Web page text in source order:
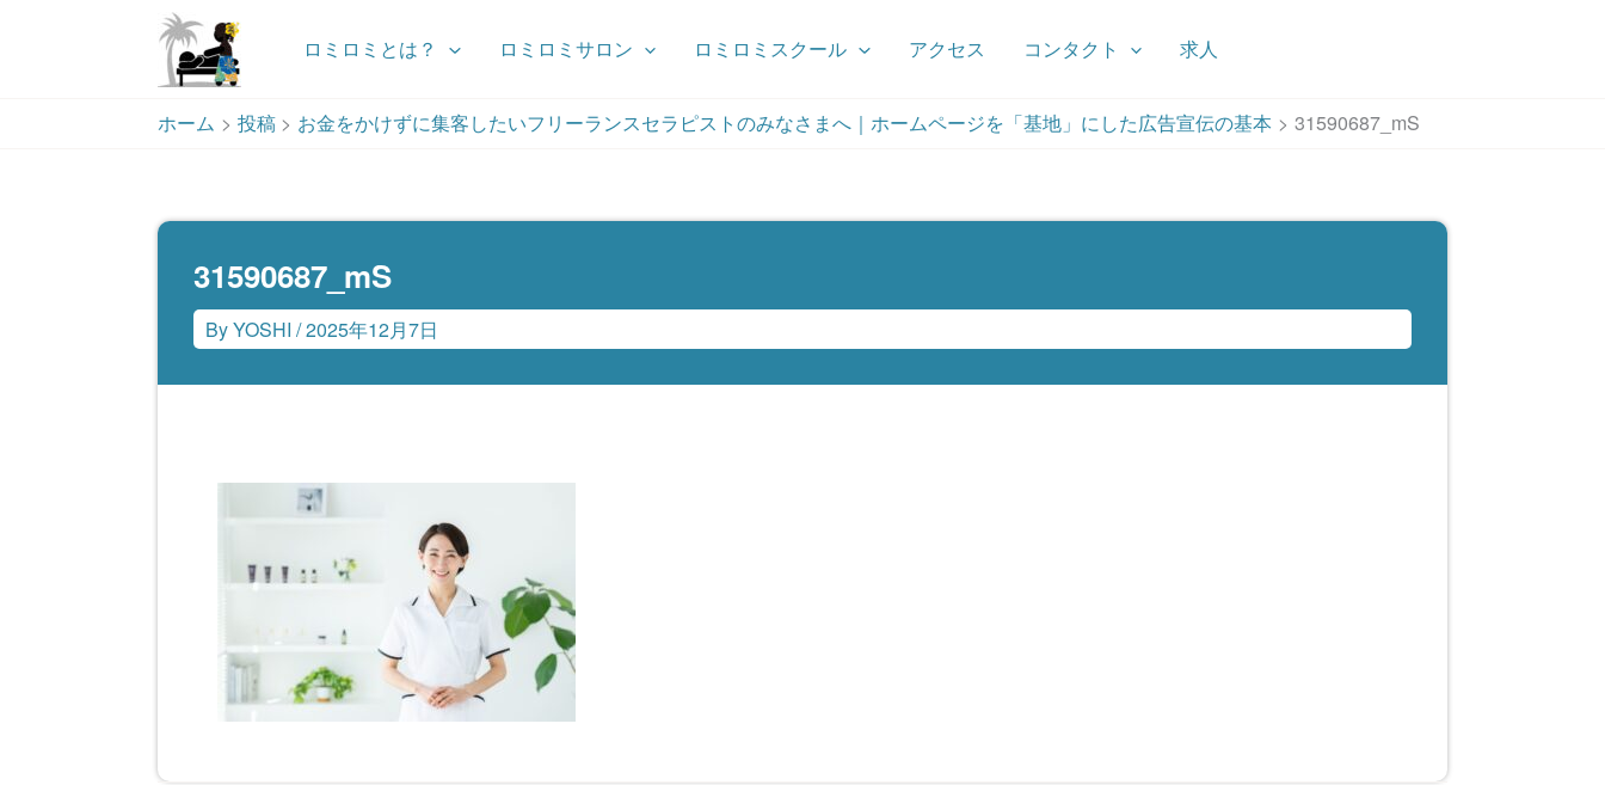
ロミロミとは？ ロミロミサロン ロミロミスクール アクセス コンタクト 求人
ホーム 投稿 お金をかけずに集客したいフリーランスセラピストのみなさまへ｜ホームページを「基地」にした広告宣伝の基本 31590687_mS
31590687_mS
ByYOSHI /2025年12月7日